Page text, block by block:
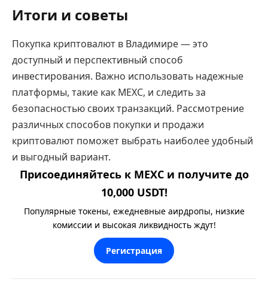
Итоги и советы
Покупка криптовалют в Владимире — это
доступный и перспективный способ
инвестирования. Важно использовать надежные
платформы, такие как MEXC, и следить за
безопасностью своих транзакций. Рассмотрение
различных способов покупки и продажи
криптовалют поможет выбрать наиболее удобный
и выгодный вариант.
Присоединяйтесь к MEXC и получите до
10,000 USDT!
Популярные токены, ежедневные аирдропы, низкие
комиссии и высокая ликвидность ждут!
Регистрация